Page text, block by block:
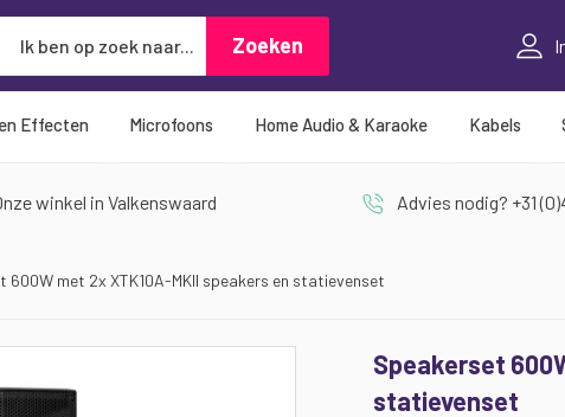
Zoeken
Effecten Microfoons Home Audio & Karaoke Kabels
winkel in Valkenswaard Advies nodig? +31
600W met 2x XTK10A-MKII speakers en statievenset
Speakerset
statievenset